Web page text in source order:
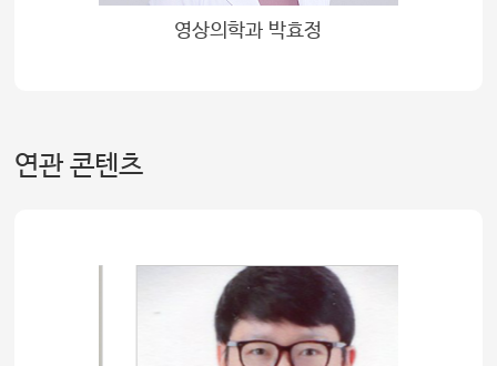
영상의학과 박효정
연관 콘텐츠